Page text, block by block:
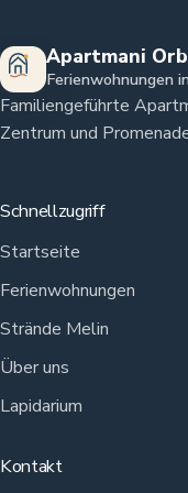
Apartmani
Ferienwohnungen
Familiengeführte
Zentrum und
Schnellzugriff
Startseite
Ferienwohnungen
Strände Melin
Über uns
Lapidarium
Kontakt